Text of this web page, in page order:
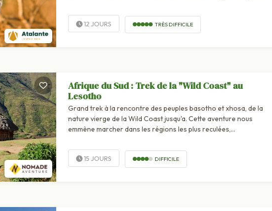
12 JOURS TRÈS DIFFICILE
Afrique du Sud : Trek de la "Wild Coast" au
Lesotho
Grand trek à la rencontre des peuples basotho et xhosa, de la
nature vierge de la Wild Coast jusqu'a. Cette aventure nous
emmène marcher dans les régions les plus reculées,
paysages aussi...
15 JOURS DIFFICILE